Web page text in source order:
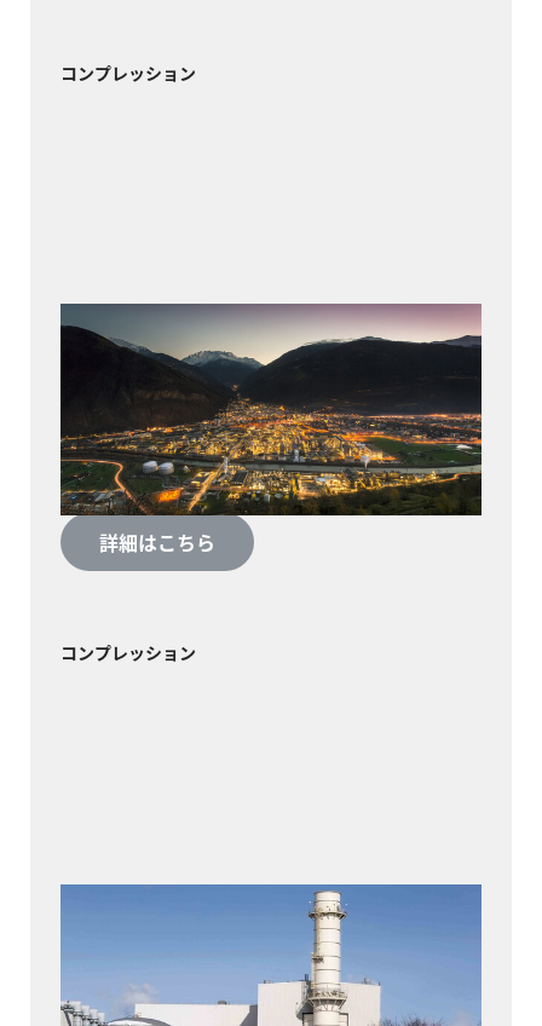
コンプレッション
ロンザ
大規模産業にふさわしい典型的な環境とは言い
難いヴァレー・アルプスののどかな山々の中、
マッターホルンから40キロも離れていない小さ
な町ヴィスプに、スイスの化学グループ、ロン
ザは世界最大の生産拠点を構えています。
詳細はこちら
コンプレッション
ティバートン・パワー
2000年の操業開始以来、ティバートン・パワー
複合サイクルガスタービン発電所は、ロードア
イランド州をはじめとするその他5つのニューイ